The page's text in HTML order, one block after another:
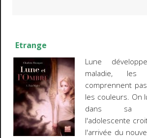
Etrange
Lune
maladie, les
comprennent
les couleurs. On
dans sa
l'adolescente
l'arrivée du